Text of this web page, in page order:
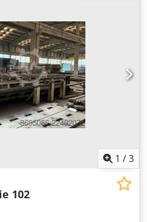
150 mm Apertura máxima de
de lubricación Voltaje: 380 V
x 800 x 1300 mm Peso:
1 /3
102